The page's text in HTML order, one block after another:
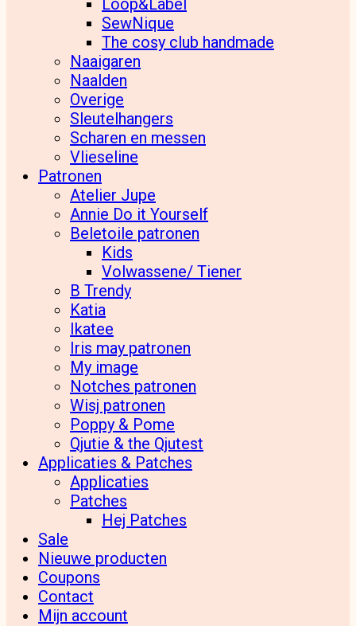
Loop&Label
SewNique
The cosy club handmade
Naaigaren
Naalden
Overige
Sleutelhangers
Scharen en messen
Vlieseline
Patronen
Atelier Jupe
Annie Do it Yourself
Beletoile patronen
Kids
Volwassene/ Tiener
B Trendy
Katia
Ikatee
Iris may patronen
My image
Notches patronen
Wisj patronen
Poppy & Pome
Qjutie & the Qjutest
Applicaties & Patches
Applicaties
Patches
Hej Patches
Sale
Nieuwe producten
Coupons
Contact
Mijn account